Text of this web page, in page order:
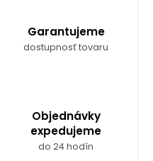
Garantujeme
dostupnosť tovaru
Objednávky
expedujeme
do 24 hodín